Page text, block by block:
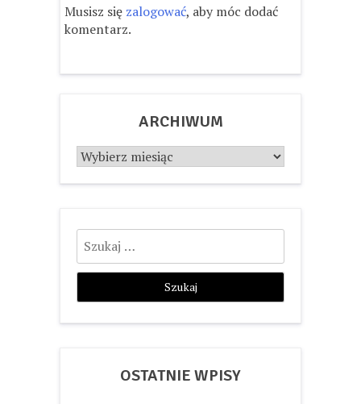
Musisz się zalogować, aby móc dodać
komentarz.
ARCHIWUM
Archiwum
Szukaj:
OSTATNIE WPISY